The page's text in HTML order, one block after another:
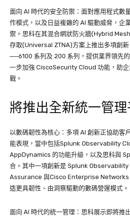
面向 AI 時代的安全防禦：面對應用程式數
作模式，以及日益複雜的 AI 驅動威脅，企
禦。思科在其混合網狀防火牆(Hybrid
存取(Universal ZTNA)方案上推出多項創
──6100 系列及 200 系列，提供業界領先
一步加強 CiscoSecurity Cloud 功能，助
戰。
將推出全新統一管理
以數碼韌性為核心：多項 AI 創新正協助客
能表現，當中包括Splunk Observability
AppDynamics 的功能升級，以及思科與
合。其中一項創新是 Splunk
Assurance 與Cisco Enterprise Networks
造更具韌性、由洞察驅動的數碼營運模式。
面向 AI 時代的統一管理：思科展示即將推